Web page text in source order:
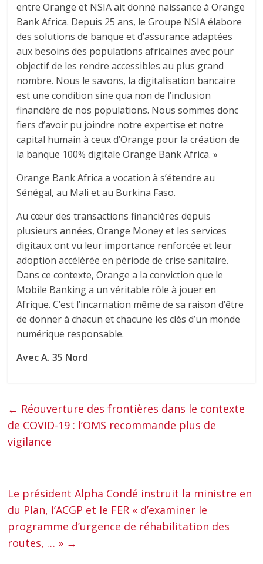
entre Orange et NSIA ait donné naissance à Orange
Bank Africa. Depuis 25 ans, le Groupe NSIA élabore
des solutions de banque et d’assurance adaptées
aux besoins des populations africaines avec pour
objectif de les rendre accessibles au plus grand
nombre. Nous le savons, la digitalisation bancaire
est une condition sine qua non de l’inclusion
financière de nos populations. Nous sommes donc
fiers d’avoir pu joindre notre expertise et notre
capital humain à ceux d’Orange pour la création de
la banque 100% digitale Orange Bank Africa. »
Orange Bank Africa a vocation à s’étendre au
Sénégal, au Mali et au Burkina Faso.
Au cœur des transactions financières depuis
plusieurs années, Orange Money et les services
digitaux ont vu leur importance renforcée et leur
adoption accélérée en période de crise sanitaire.
Dans ce contexte, Orange a la conviction que le
Mobile Banking a un véritable rôle à jouer en
Afrique. C’est l’incarnation même de sa raison d’être
de donner à chacun et chacune les clés d’un monde
numérique responsable.
Avec A. 35 Nord
← Réouverture des frontières dans le contexte
de COVID-19 : l’OMS recommande plus de
vigilance
Le président Alpha Condé instruit la ministre en
du Plan, l’ACGP et le FER « d’examiner le
programme d’urgence de réhabilitation des
routes, … » →